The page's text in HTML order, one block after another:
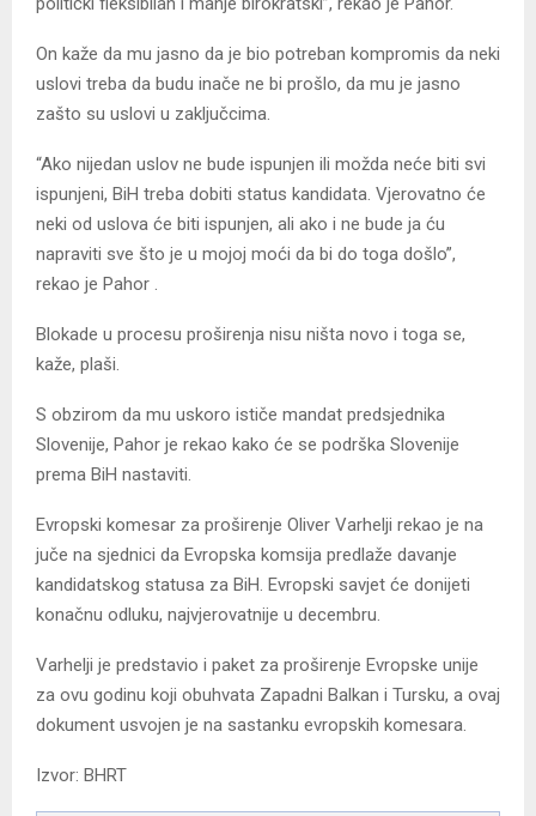
On kaže da mu jasno da je bio potreban kompromis da neki
uslovi treba da budu inače ne bi prošlo, da mu je jasno
zašto su uslovi u zaključcima.
“Ako nijedan uslov ne bude ispunjen ili možda neće biti svi
ispunjeni, BiH treba dobiti status kandidata. Vjerovatno će
neki od uslova će biti ispunjen, ali ako i ne bude ja ću
napraviti sve što je u mojoj moći da bi do toga došlo”,
rekao je Pahor .
Blokade u procesu proširenja nisu ništa novo i toga se,
kaže, plaši.
S obzirom da mu uskoro ističe mandat predsjednika
Slovenije, Pahor je rekao kako će se podrška Slovenije
prema BiH nastaviti.
Evropski komesar za proširenje Oliver Varhelji rekao je na
juče na sjednici da Evropska komsija predlaže davanje
kandidatskog statusa za BiH. Evropski savjet će donijeti
konačnu odluku, najvjerovatnije u decembru.
Varhelji je predstavio i paket za proširenje Evropske unije
za ovu godinu koji obuhvata Zapadni Balkan i Tursku, a ovaj
dokument usvojen je na sastanku evropskih komesara.
Izvor: BHRT